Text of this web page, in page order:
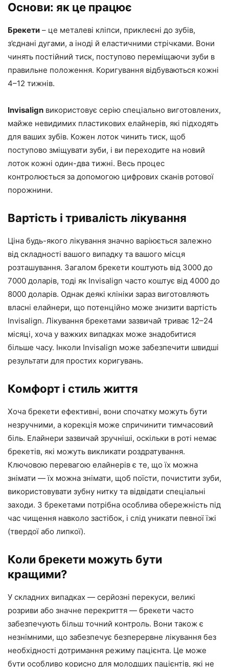
Основи: як це працює
Брекети – це металеві кліпси, приклеєні до зубів,
з’єднані дугами, а іноді й еластичними стрічками. Вони
чинять постійний тиск, поступово переміщаючи зуби в
правильне положення. Коригування відбуваються кожні
4–12 тижнів.
Invisalign використовує серію спеціально виготовлених,
майже невидимих ​​пластикових елайнерів, які підходять
для ваших зубів. Кожен лоток чинить тиск, щоб
поступово зміщувати зуби, і ви переходите на новий
лоток кожні один-два тижні. Весь процес
контролюється за допомогою цифрових сканів ротової
порожнини.
Вартість і тривалість лікування
Ціна будь-якого лікування значно варіюється залежно
від складності вашого випадку та вашого місця
розташування. Загалом брекети коштують від 3000 до
7000 доларів, тоді як Invisalign часто коштує від 4000 до
8000 доларів. Однак деякі клініки зараз виготовляють
власні елайнери, що потенційно може знизити вартість
Invisalign. Лікування брекетами зазвичай триває 12–24
місяці, хоча у важких випадках може знадобитися
більше часу. Інколи Invisalign може забезпечити швидші
результати для простих коригувань.
Комфорт і стиль життя
Хоча брекети ефективні, вони спочатку можуть бути
незручними, а корекція може спричинити тимчасовий
біль. Елайнери зазвичай зручніші, оскільки в роті немає
брекетів, які можуть викликати роздратування.
Ключовою перевагою елайнерів є те, що їх можна
знімати — їх можна знімати, щоб поїсти, почистити зуби,
використовувати зубну нитку та відвідати спеціальні
заходи. З брекетами потрібна особлива обережність під
час чищення навколо застібок, і слід уникати певної їжі
(твердої або липкої).
Коли брекети можуть бути
кращими?
У складних випадках — серйозні перекуси, великі
розриви або значне перекриття — брекети часто
забезпечують більш точний контроль. Вони також є
незнімними, що забезпечує безперервне лікування без
необхідності дотримання режиму пацієнта. Це може
бути особливо корисно для молодших пацієнтів, які не